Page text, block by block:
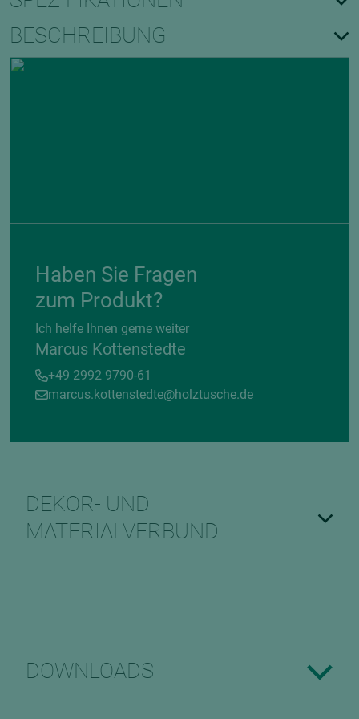
BESCHREIBUNG
Haben Sie Fragen
zum Produkt?
Ich helfe Ihnen gerne weiter
Marcus Kottenstedte
+49 2992 9790-61
marcus.kottenstedte@holztusche.de
DEKOR- UND
MATERIALVERBUND
DOWNLOADS